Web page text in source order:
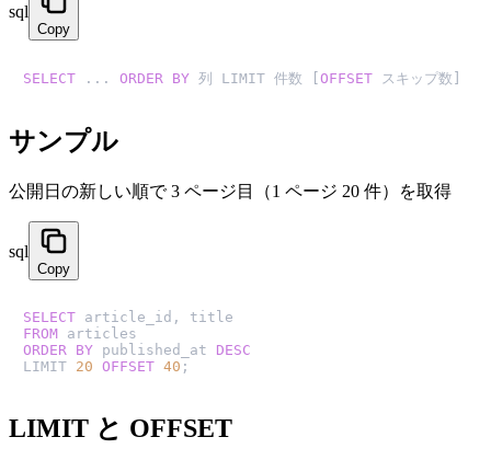
sql
Copy
SELECT ... ORDER BY 列 LIMIT 件数 [OFFSET スキップ数]
サンプル
公開日の新しい順で 3 ページ目（1 ページ 20 件）を取得
sql
Copy
SELECT
FROM
ORDER BY published_at DESC
LIMIT 20 OFFSET 40 ;
LIMIT と OFFSET